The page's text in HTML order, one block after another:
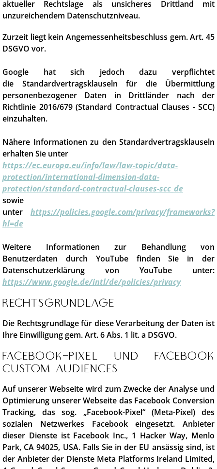
aktueller Rechtslage als unsicheres Drittland mit
unzureichendem Datenschutzniveau.
Zurzeit liegt kein Angemessenheitsbeschluss gem. Art. 45
DSGVO vor.
Google hat sich jedoch dazu verpflichtet
die Standardvertragsklauseln für die Übermittlung
personenbezogener Daten in Drittländer nach der
Richtlinie 2016/679 (Standard Contractual Clauses - SCC)
einzuhalten.
Nähere Informationen zu den Standardvertragsklauseln
erhalten Sie unter
https://ec.europa.eu/info/law/law-topic/data-
protection/international-dimension-data-
protection/standard-contractual-clauses-scc_de
sowie
unter https://policies.google.com/privacy/frameworks?
hl=de
Weitere Informationen zur Behandlung von
Benutzerdaten durch YouTube finden Sie in der
Datenschutzerklärung von YouTube unter:
https://www.google.de/intl/de/policies/privacy
Rechtsgrundlage
Die Rechtsgrundlage für diese Verarbeitung der Daten ist
Ihre Einwilligung gem. Art. 6 Abs. 1 lit. a DSGVO.
Facebook-Pixel und Facebook
Custom Audiences
Auf unserer Webseite wird zum Zwecke der Analyse und
Optimierung unserer Webseite das Facebook Conversion
Tracking, das sog. „Facebook-Pixel“ (Meta-Pixel) des
sozialen Netzwerkes Facebook eingesetzt. Anbieter
dieser Dienste ist Facebook Inc., 1 Hacker Way, Menlo
Park, CA 94025, USA. Falls Sie in der EU ansässig sind, ist
der Anbieter der Dienste Meta Platforms Ireland Limited,